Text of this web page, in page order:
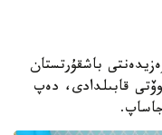
باشقۇرتستان
قابىلدادى، دەپ
جاساپ.